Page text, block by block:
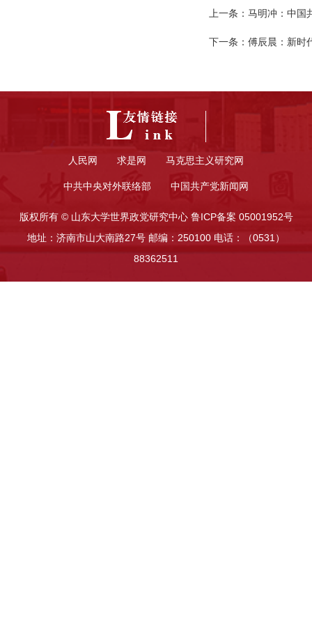
上一条： 马明冲：中国
下一条： 傅辰晨：新时
人民网 求是网 马克思主义研究网
中共中央对外联络部 中国共产党新闻网
版权所有 © 山东大学世界政党研究中心 鲁ICP备案 05001952号
地址：济南市山大南路27号 邮编：250100 电话：（0531）
88362511